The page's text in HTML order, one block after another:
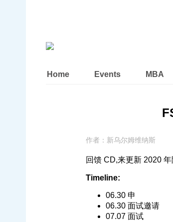
Home Events MBA
作者： 新乌尔姆维纳斯
回馈 CD,来更新 2020
Timeline:
06.30 申
06.30 面试邀请
07.07 面试